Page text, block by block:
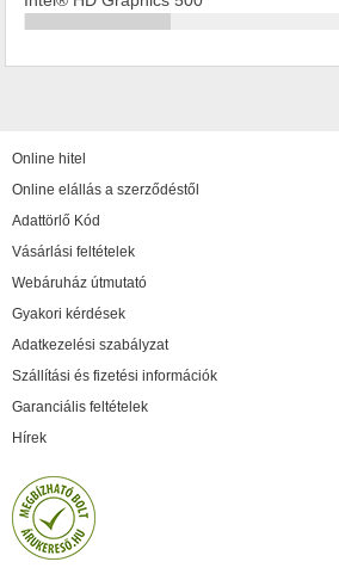
Online hitel
Online elállás a szerződéstől
Adattörlő Kód
Vásárlási feltételek
Webáruház útmutató
Gyakori kérdések
Adatkezelési szabályzat
Szállítási és fizetési információk
Garanciális feltételek
Hírek